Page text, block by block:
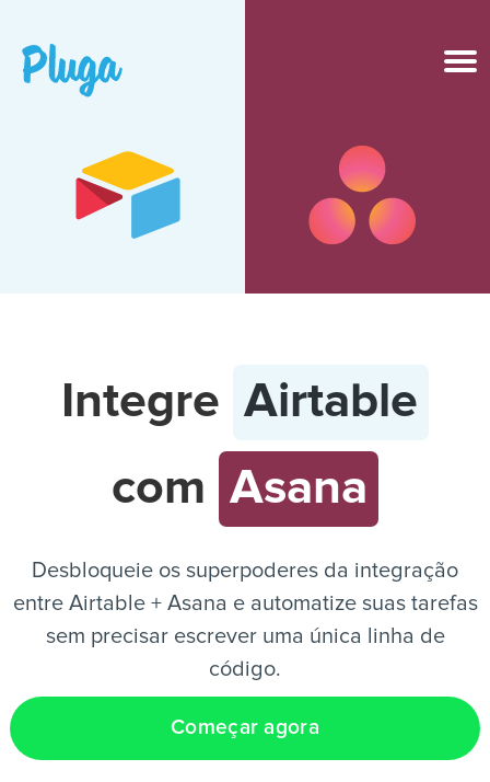
Ferramentas
Entrar
Criar conta grátis
Integre Airtable
com Asana
Desbloqueie os superpoderes da integração
entre Airtable + Asana e automatize suas tarefas
sem precisar escrever uma única linha de
código.
Começar agora